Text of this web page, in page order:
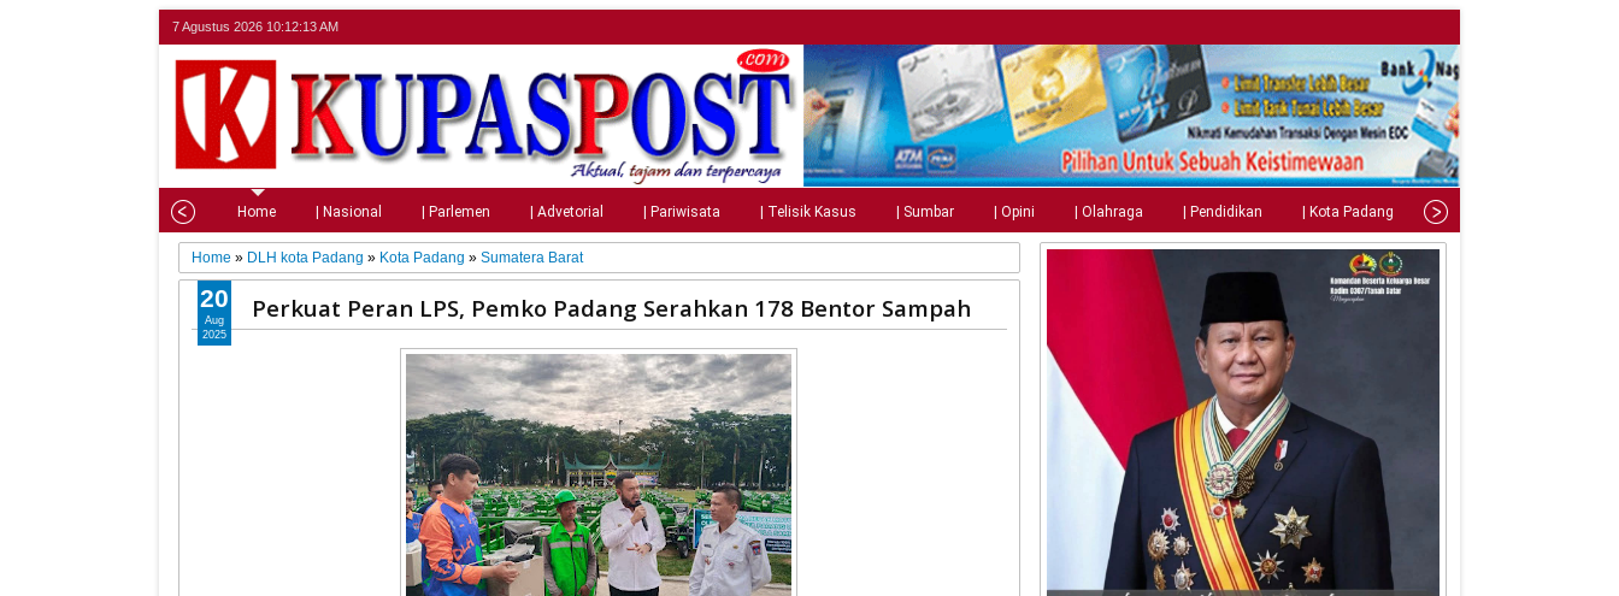
7 Agustus 2026 10:12:14 AM
Home | Nasional | Parlemen | Advetorial | Pariwisata | Telisik Kasus | Sumbar | Opini | Olahraga | Pendidikan | Kota Padang | Tips
Home » DLH kota Padang » Kota Padang »Sumatera Barat
Perkuat Peran LPS, Pemko Padang Serahkan 178 Bentor Sampah
20
Aug
2025